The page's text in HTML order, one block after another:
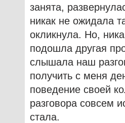
занята,
никак не ожидала
окликнула. Но,
подошла другая
слышала наш
получить с меня
поведение своей
разговора совсем
стала.